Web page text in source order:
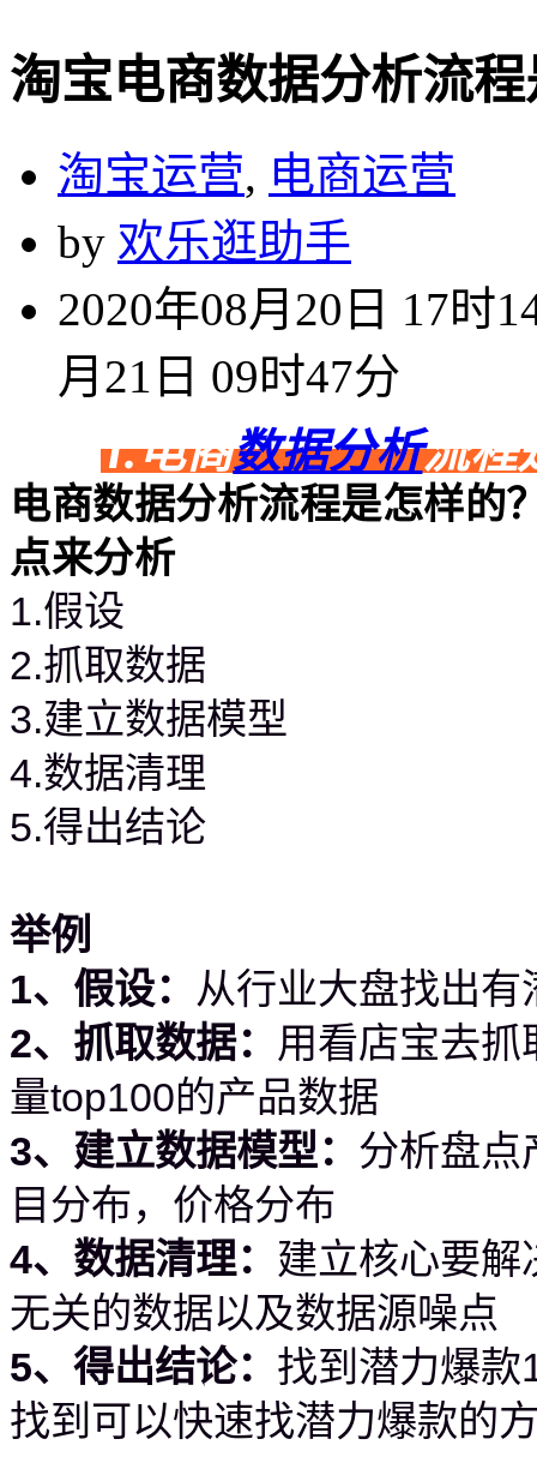
淘宝电商数据分析流
淘宝运营, 电商运营
by 欢乐逛助手
2020年08月20日 17时
月21日 09时47分
1.电商数据分析流程
电商数据分析流程是怎样的
点来分析
1.假设
2.抓取数据
3.建立数据模型
4.数据清理
5.得出结论
举例
1、假设： 从行业大盘找出有
2、抓取数据： 用看店宝去
量top100的产品数据
3、建立数据模型： 分析盘点
目分布，价格分布
4、数据清理： 建立核心要解
无关的数据以及数据源噪点
5、得出结论： 找到潜力爆款
找到可以快速找潜力爆款的